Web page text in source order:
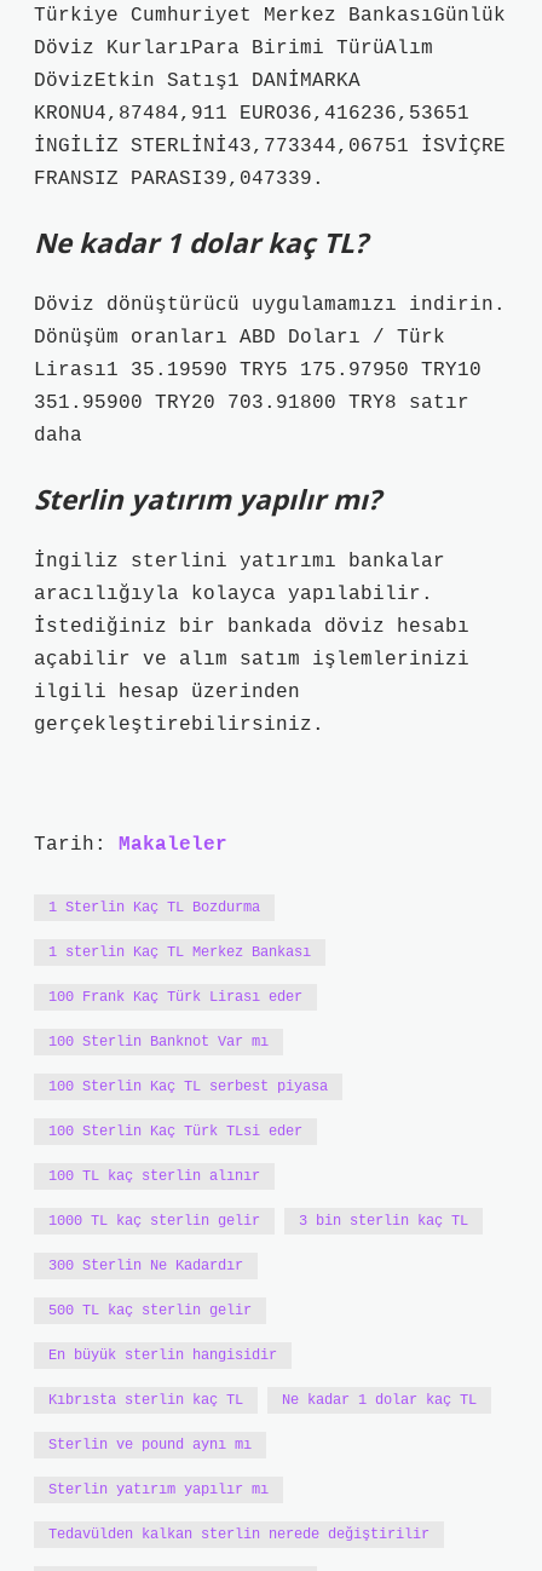
Türkiye Cumhuriyet Merkez BankasıGünlük
Döviz KurlarıPara Birimi TürüAlım
DövizEtkin Satış1 DANİMARKA
KRONU4,87484,911 EURO36,416236,53651
İNGİLİZ STERLİNİ43,773344,06751 İSVİÇRE
FRANSIZ PARASI39,047339.
Ne kadar 1 dolar kaç TL?
Döviz dönüştürücü uygulamamızı indirin.
Dönüşüm oranları ABD Doları / Türk
Lirası1 35.19590 TRY5 175.97950 TRY10
351.95900 TRY20 703.91800 TRY8 satır
daha
Sterlin yatırım yapılır mı?
İngiliz sterlini yatırımı bankalar
aracılığıyla kolayca yapılabilir.
İstediğiniz bir bankada döviz hesabı
açabilir ve alım satım işlemlerinizi
ilgili hesap üzerinden
gerçekleştirebilirsiniz.
Tarih: Makaleler
1 Sterlin Kaç TL Bozdurma
1 sterlin Kaç TL Merkez Bankası
100 Frank Kaç Türk Lirası eder
100 Sterlin Banknot Var mı
100 Sterlin Kaç TL serbest piyasa
100 Sterlin Kaç Türk TLsi eder
100 TL kaç sterlin alınır
1000 TL kaç sterlin gelir 3 bin sterlin kaç TL
300 Sterlin Ne Kadardır
500 TL kaç sterlin gelir
En büyük sterlin hangisidir
Kıbrısta sterlin kaç TL Ne kadar 1 dolar kaç TL
Sterlin ve pound aynı mı
Sterlin yatırım yapılır mı
Tedavülden kalkan sterlin nerede değiştirilir